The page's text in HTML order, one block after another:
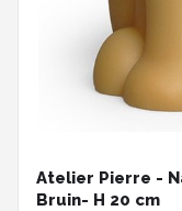
Atelier Pierre -
Bruin- H 20 cm